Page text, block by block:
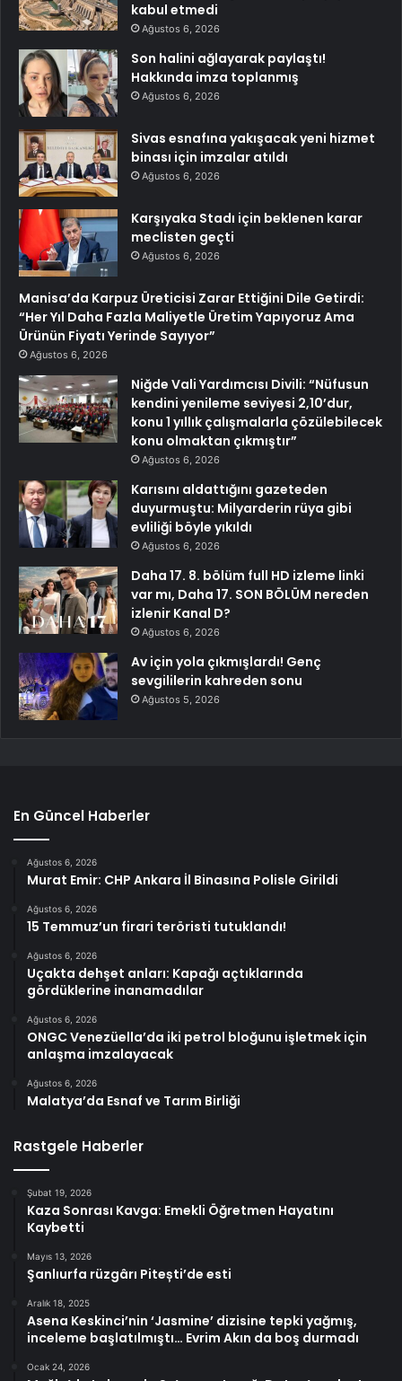
kabul etmedi
Ağustos 6, 2026
Son halini ağlayarak paylaştı!
Hakkında imza toplanmış
Ağustos 6, 2026
Sivas esnafına yakışacak yeni hizmet
binası için imzalar atıldı
Ağustos 6, 2026
Karşıyaka Stadı için beklenen karar
meclisten geçti
Ağustos 6, 2026
Manisa’da Karpuz Üreticisi Zarar Ettiğini Dile Getirdi:
“Her Yıl Daha Fazla Maliyetle Üretim Yapıyoruz Ama
Ürünün Fiyatı Yerinde Sayıyor”
Ağustos 6, 2026
Niğde Vali Yardımcısı Divili: “Nüfusun
kendini yenileme seviyesi 2,10’dur,
konu 1 yıllık çalışmalarla çözülebilecek
konu olmaktan çıkmıştır”
Ağustos 6, 2026
Karısını aldattığını gazeteden
duyurmuştu: Milyarderin rüya gibi
evliliği böyle yıkıldı
Ağustos 6, 2026
Daha 17. 8. bölüm full HD izleme linki
var mı, Daha 17. SON BÖLÜM nereden
izlenir Kanal D?
Ağustos 6, 2026
Av için yola çıkmışlardı! Genç
sevgililerin kahreden sonu
Ağustos 5, 2026
En Güncel Haberler
Ağustos 6, 2026
Murat Emir: CHP Ankara İl Binasına Polisle Girildi
Ağustos 6, 2026
15 Temmuz’un firari teröristi tutuklandı!
Ağustos 6, 2026
Uçakta dehşet anları: Kapağı açtıklarında
gördüklerine inanamadılar
Ağustos 6, 2026
ONGC Venezüella’da iki petrol bloğunu işletmek için
anlaşma imzalayacak
Ağustos 6, 2026
Malatya’da Esnaf ve Tarım Birliği
Rastgele Haberler
Şubat 19, 2026
Kaza Sonrası Kavga: Emekli Öğretmen Hayatını
Kaybetti
Mayıs 13, 2026
Şanlıurfa rüzgârı Pitești’de esti
Aralık 18, 2025
Asena Keskinci’nin ‘Jasmine’ dizisine tepki yağmış,
inceleme başlatılmıştı… Evrim Akın da boş durmadı
Ocak 24, 2026